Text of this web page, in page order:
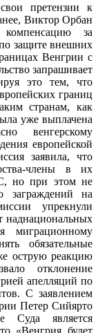
претензии к
Виктор Орбан
компенсацию за
защите внешних
Венгрии с
запрашивает
это тем, что
границ
странам, как
уже выплачена
венгерскому
европейской
заявила, что
члены в их
но при этом не
заграждений на
упрекнули
наднациональных
миграционному
обязательные
острую реакцию
отклонение
апелляций по
С заявлением
Петер Сийярто
является
«Венгрия будет